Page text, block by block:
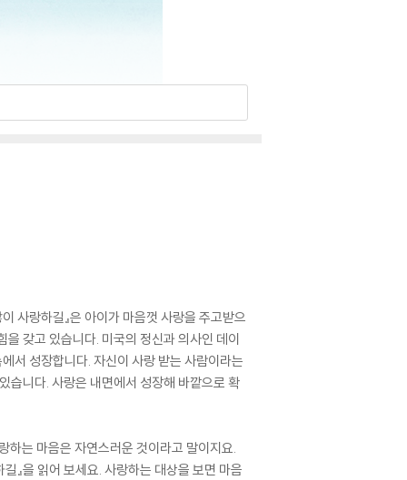
사랑하길』은 아이가 마음껏 사랑을 주고받으
갖고 있습니다. 미국의 정신과 의사인 데이
서 성장합니다. 자신이 사랑 받는 사람이라는
습니다. 사랑은 내면에서 성장해 바깥으로 확
하는 마음은 자연스러운 것이라고 말이지요.
』을 읽어 보세요. 사랑하는 대상을 보면 마음